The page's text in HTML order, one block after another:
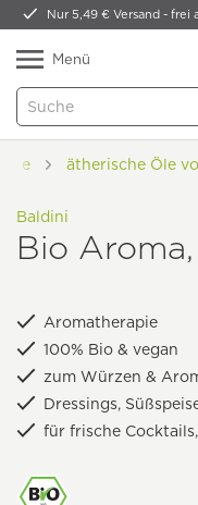
Nur 5,49 € Versand -frei
Menü
ätherische Öle
Baldini
Bio
Aromatherapie
100% Bio & vegan
zum Würzen &
Dressings,
für frische